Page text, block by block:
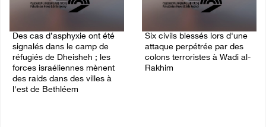
Des cas d’asphyxie ont été
signalés dans le camp de
réfugiés de Dheisheh ; les
forces israéliennes mènent
des raids dans des villes à
l'est de Bethléem
Six civils blessés lors d'une
attaque perpétrée par des
colons terroristes à Wadi al-
Rakhim